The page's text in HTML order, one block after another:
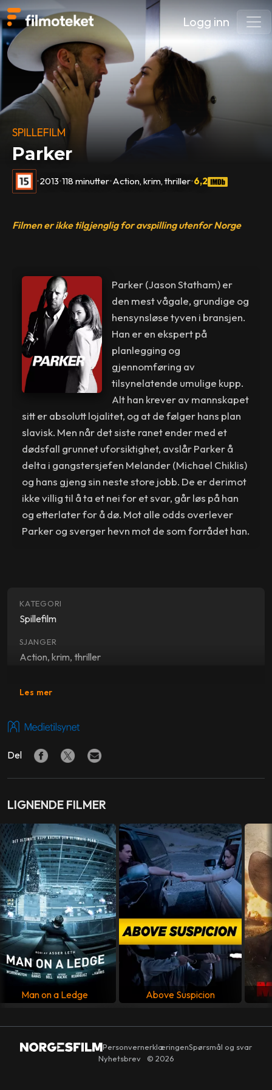
Logg inn
SPILLEFILM
Parker
•2013•118 minutter•Action, krim, thriller•6,2
Filmen er ikke tilgjenglig for avspilling utenfor Norge
Parker (Jason Statham) er
den mest vågale, grundige og
hensynsløse tyven i bransjen.
Han er en ekspert på
planlegging og
gjennomføring av
tilsynelatende umulige kupp.
Alt han krever av mannskapet
sitt er absolutt lojalitet, og at de følger hans plan
slavisk. Men når det siste ranet ender med et
dødsfall grunnet uforsiktighet, avslår Parker å
delta i gangstersjefen Melander (Michael Chiklis)
og hans gjeng sin neste store jobb. De er derimot
ikke villig til å ta et nei for et svar, går løs på han
og etterlater for å dø. Mot alle odds overlever
Parker og sverger hevn mot de som forrådet han.
KATEGORI
Spillefilm
SJANGER
Action, krim, thriller
Jason Statham
Taylor Hackford
MANUS
John J. McLaughlin
LAND
USA
SPRÅK
Engelsk
Les mer
Del
LIGNENDE FILMER
Man on a Ledge Above Suspicion
PersonvernerklæringenSpørsmål og svar
Nyhetsbrev
© 2026